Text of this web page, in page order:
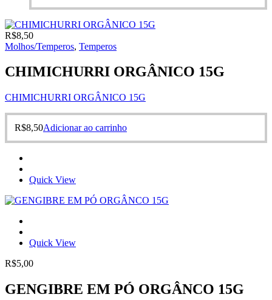
R$8,50
Molhos/Temperos, Temperos
CHIMICHURRI ORGÂNICO 15G
CHIMICHURRI ORGÂNICO 15G
R$8,50Adicionar ao carrinho
Quick View
Quick View
R$5,00
GENGIBRE EM PÓ ORGÂNCO 15G